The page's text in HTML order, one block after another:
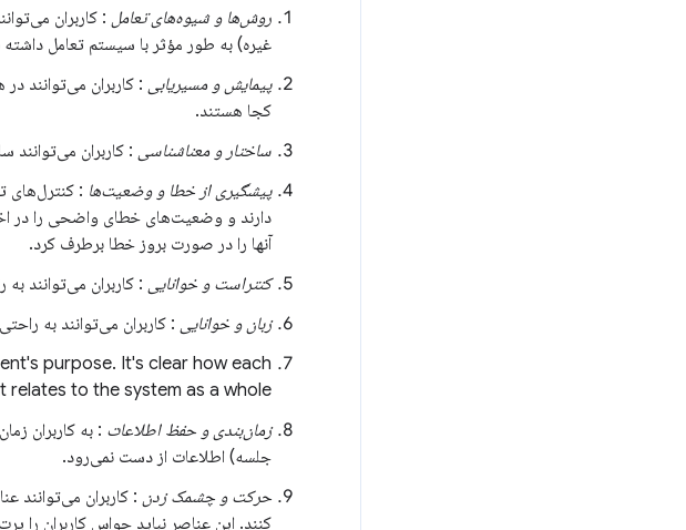
روش‌ها و شیوه‌های تعامل : کاربران
غیره) به طور مؤثر با سیستم تعامل داشته
پیمایش و مسیریابی : کاربران می‌توانند
کجا هستند.
ساختار و معناشناسی : کاربران
پیشگیری از خطا و وضعیت‌ها : کنترل‌های
دارند و وضعیت‌های خطای واضحی را در
آنها را در صورت بروز خطا برطرف کرد.
کنتراست و خوانایی : کاربران می‌توانند
زبان و خوانایی : کاربران می‌توانند به
purpose. It's clear how each
relates to the system as a whole.
زمان‌بندی و حفظ اطلاعات : به کاربران
جلسه) اطلاعات از دست نمی‌رود.
حرکت و چشمک زدن : کاربران
کنند. این عناصر نباید حواس کاربران را